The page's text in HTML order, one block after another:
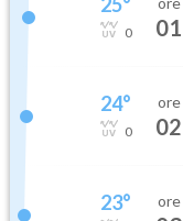
0 01
24°
0
ore
02
23° ore